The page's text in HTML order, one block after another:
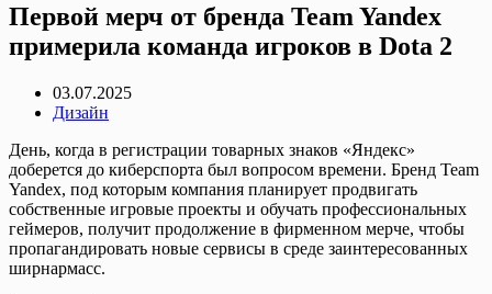
Первой мерч от бренда Team Yandex
примерила команда игроков в Dota 2
03.07.2025
Дизайн
День, когда в регистрации товарных знаков «Яндекс»
доберется до киберспорта был вопросом времени. Бренд Team
Yandex, под которым компания планирует продвигать
собственные игровые проекты и обучать профессиональных
геймеров, получит продолжение в фирменном мерче, чтобы
пропагандировать новые сервисы в среде заинтересованных
ширнармасс.